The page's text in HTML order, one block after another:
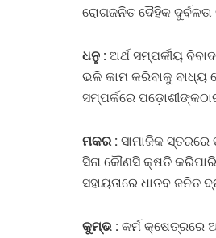
ରୋଗଜନିତ ଦୈହିକ
ଧନୁ : ଅର୍ଥ ସମ୍ପର୍କୀୟ
ଭଳି କାମ କରିବାକୁ ବାଧ୍ୟ
ସମ୍ପର୍କରେ
ମକର : ସାମାଜିକ ସ୍ତରରେ
ସିନା କୌଣସି କ୍ଷତି
ସହାୟତାରେ ଧାତବ ଜନିତ
କୁମ୍ଭ : କର୍ମ କ୍ଷେତ୍ରରେ